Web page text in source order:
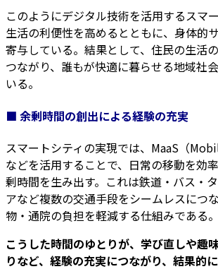
このようにデジタル技術を活用するスマ
生活の利便性を高めるとともに、身体的
寄与している。結果として、住民の生活
つながり、誰もが快適に暮らせる地域社
いる。
■ 余剰時間の創出による経験の充実
スマートシティの実現では、MaaS（
などを活用することで、日常の移動を効
剰時間を生み出す。これは鉄道・バス・
アなど複数の交通手段をシームレスにつ
物・通院の負担を軽減する仕組みである。
こうした時間のゆとりが、学び直しや趣
りなど、経験の充実につながり、結果的